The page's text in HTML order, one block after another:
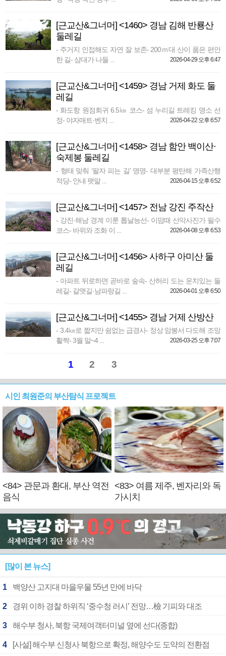
[근교산&그너머] <1460> 경남 김해 반룡산
둘레길
- 주거지 인접해도 자연 잘 보존- 200ｍ대 산이 품은 편안
한 길- 삼대가 나들 ...
2026-04-29 오후 6:47
[근교산&그너머] <1459> 경남 거제 화도 둘
레길
- 화도항 원점회귀 6.5㎞ 코스- 섬 누리길 트레킹 명소 선
정- 야자매트·벤치 ...
2026-04-22 오후 6:57
[근교산&그너머] <1458> 경남 함안 백이산·
숙제봉 둘레길
- 형태 맞춰 ‘팔자 피는 길’ 명명- 대부분 평탄해 가족산행
적당- 안내 팻말 ...
2026-04-15 오후 6:52
[근교산&그너머] <1457> 전남 강진 주작산
- 강진·해남 경계 이룬 톱날능선- 이맘때 산악사진가 필수
코스- 바위와 조화 이 ...
2026-04-08 오후 6:53
[근교산&그너머] <1456> 사하구 아미산 둘
레길
- 아파트 뒤로하면 곧바로 숲속- 산허리 도는 운치있는 둘
레길- 갈맷길·남파랑길 ...
2026-04-01 오후 6:50
[근교산&그너머] <1455> 경남 거제 산방산
- 3.4㎞로 짧지만 쉼없는 급경사- 정상 암봉서 다도해 조망
활짝- 3월 말~4 ...
2026-03-25 오후 7:07
1 2 3
시인 최원준의 부산탐식 프로젝트
<84> 관문과 환대, 부산 역전
음식
<83> 여름 제주, 벤자리와 독
가시치
[많이 본 뉴스]
1 백양산 고지대 마을우물 55년 만에 바닥
2 경위 이하 경찰 하위직 ‘중수청 러시’ 전망…檢 기피와 대조
3 해수부 청사, 북항 국제여객터미널 옆에 선다(종합)
4 [사설] 해수부 신청사 북항으로 확정, 해양수도 도약의 전환점